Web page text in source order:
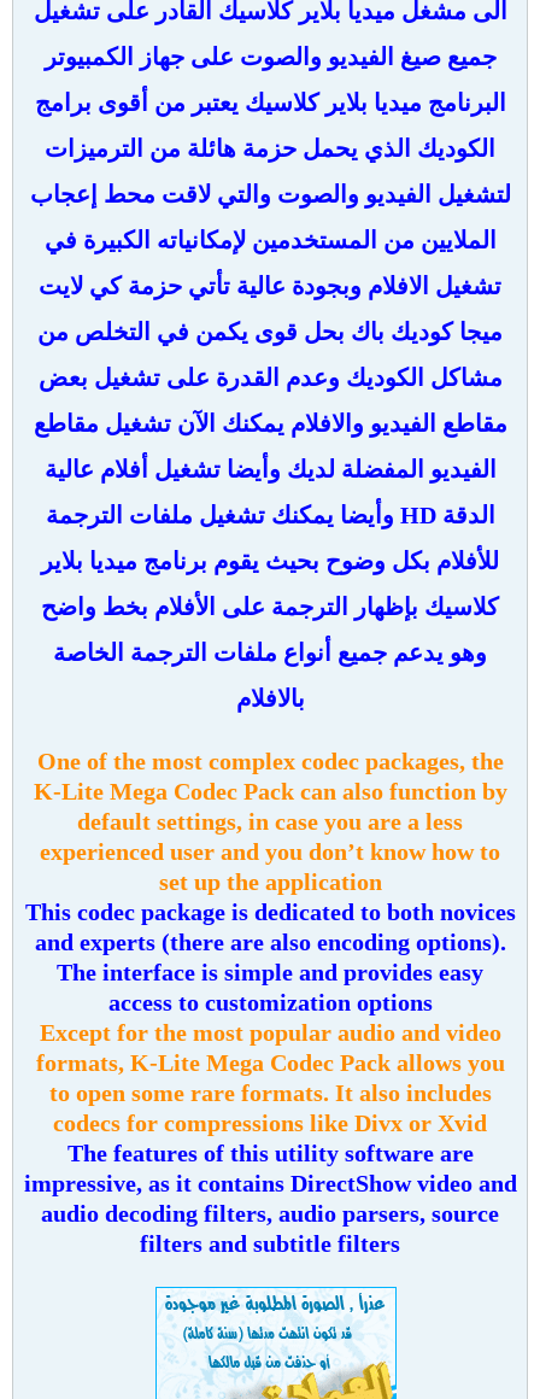
الى مشغل ميديا بلاير كلاسيك القادر على تشغيل
جميع صيغ الفيديو والصوت على جهاز الكمبيوتر
البرنامج ميديا بلاير كلاسيك يعتبر من أقوى برامج
الكوديك الذي يحمل حزمة هائلة من الترميزات
لتشغيل الفيديو والصوت والتي لاقت محط إعجاب
الملايين من المستخدمين لإمكانياته الكبيرة في
تشغيل الافلام وبجودة عالية تأتي حزمة كي لايت
ميجا كوديك باك بحل قوى يكمن في التخلص من
مشاكل الكوديك وعدم القدرة على تشغيل بعض
مقاطع الفيديو والافلام يمكنك الآن تشغيل مقاطع
الفيديو المفضلة لديك وأيضا تشغيل أفلام عالية
الدقة HD وأيضا يمكنك تشغيل ملفات الترجمة
للأفلام بكل وضوح بحيث يقوم برنامج ميديا بلاير
كلاسيك بإظهار الترجمة على الأفلام بخط واضح
وهو يدعم جميع أنواع ملفات الترجمة الخاصة
بالافلام
One of the most complex codec packages, the
K-Lite Mega Codec Pack can also function by
default settings, in case you are a less
experienced user and you don’t know how to
set up the application
This codec package is dedicated to both novices
and experts (there are also encoding options).
The interface is simple and provides easy
access to customization options
Except for the most popular audio and video
formats, K-Lite Mega Codec Pack allows you
to open some rare formats. It also includes
codecs for compressions like Divx or Xvid
The features of this utility software are
impressive, as it contains DirectShow video and
audio decoding filters, audio parsers, source
filters and subtitle filters